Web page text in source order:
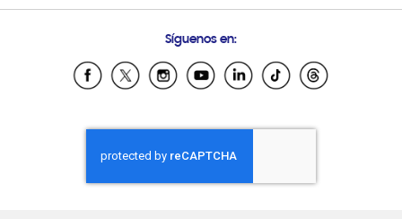
Samsung Ecuador
Samsung El Salvador
Samsung Honduras
Samsung Nicaragua
Samsung Panamá
Síguenos en: